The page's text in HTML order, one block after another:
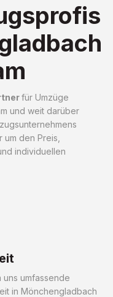
für Umzüge
und weit darüber
den Preis,
individuellen
uns umfassende
in Mönchengladbach